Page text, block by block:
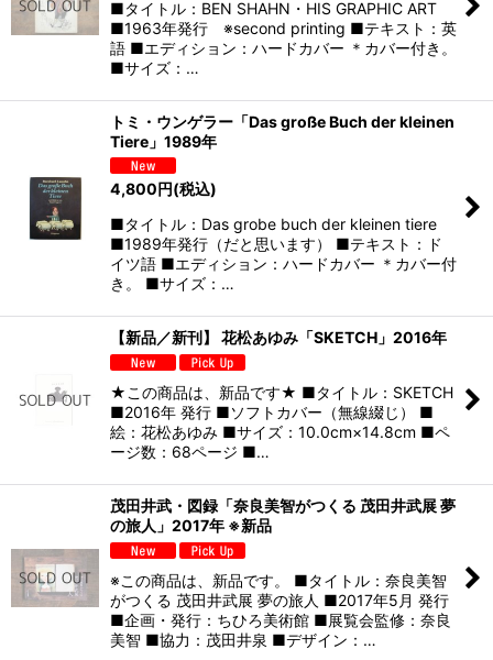
■タイトル：BEN SHAHN・HIS GRAPHIC ART
■1963年発行 ※second printing ■テキスト：英
語 ■エディション：ハードカバー ＊カバー付き。
■サイズ：…
トミ・ウンゲラー「Das große Buch der kleinen
Tiere」1989年
4,800円(税込)
■タイトル：Das grobe buch der kleinen tiere
■1989年発行（だと思います） ■テキスト：ド
イツ語 ■エディション：ハードカバー ＊カバー付
き。 ■サイズ：…
【新品／新刊】 花松あゆみ「SKETCH」2016年
★この商品は、新品です★ ■タイトル：SKETCH
■2016年 発行 ■ソフトカバー（無線綴じ） ■
絵：花松あゆみ ■サイズ：10.0cm×14.8cm ■ペ
ージ数：68ページ ■…
茂田井武・図録「奈良美智がつくる 茂田井武展 夢
の旅人」2017年 ※新品
※この商品は、新品です。 ■タイトル：奈良美智
がつくる 茂田井武展 夢の旅人 ■2017年5月 発行
■企画・発行：ちひろ美術館 ■展覧会監修：奈良
美智 ■協力：茂田井泉 ■デザイン：…